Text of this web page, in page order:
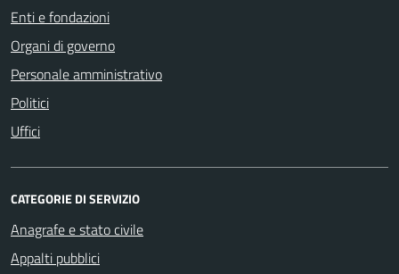
Enti e fondazioni
Organi di governo
Personale amministrativo
Politici
Uffici
CATEGORIE DI SERVIZIO
Anagrafe e stato civile
Appalti pubblici